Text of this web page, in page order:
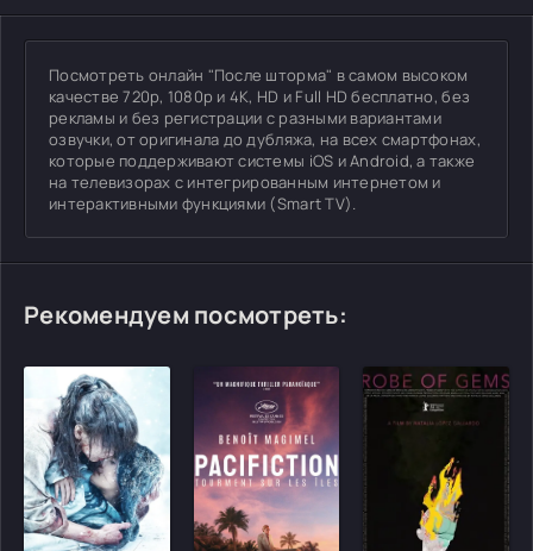
Посмотреть онлайн "После шторма" в самом высоком
качестве 720p, 1080p и 4K, HD и Full HD бесплатно, без
рекламы и без регистрации с разными вариантами
озвучки, от оригинала до дубляжа, на всех смартфонах,
которые поддерживают системы iOS и Android, а также
на телевизорах с интегрированным интернетом и
интерактивными функциями (Smart TV).
Рекомендуем посмотреть: